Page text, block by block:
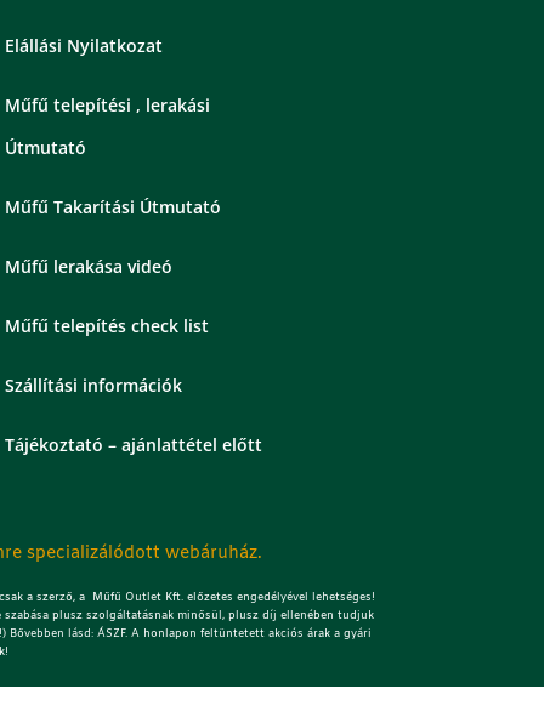
Elállási Nyilatkozat
Műfű telepítési , lerakási
Útmutató
Műfű Takarítási Útmutató
Műfű lerakása videó
Műfű telepítés check list
Szállítási információk
Tájékoztató – ajánlattétel előtt
specializálódott webáruház.
a szerző, a Műfű Outlet Kft. előzetes engedélyével lehetséges!
plusz szolgáltatásnak minősül, plusz díj ellenében tudjuk
lásd: ÁSZF. A honlapon feltüntetett akciós árak a gyári